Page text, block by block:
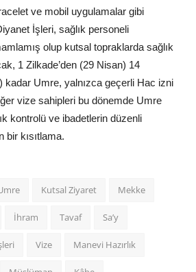
ve mobil uygulamalar gibi
İşleri, sağlık personeli
olup kutsal topraklarda sağlık
1 Zilkade’den (29 Nisan) 14
kadar Umre, yalnızca geçerli Hac izni
vize sahipleri bu dönemde Umre
kontrolü ve ibadetlerin düzenli
bir kısıtlama.
Kutsal Ziyaret Mekke
İhram Tavaf Sa’y
Vize Manevi Hazırlık